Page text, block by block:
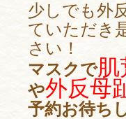
少しでも外
ていただき
さい！
マスクで肌
や外反母
予約お待ち